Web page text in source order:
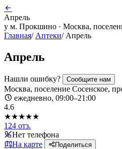
Апрель
у м. Прокшино · Москва,
Главная/ Аптеки/ Апрель
Апрель
Нашли ошибку? Сообщите нам
Москва, поселение Сосенское,
ежедневно, 09:00–21:00
4.6
★★★★★
124 отз.
Нет телефона
На карте
Поделиться